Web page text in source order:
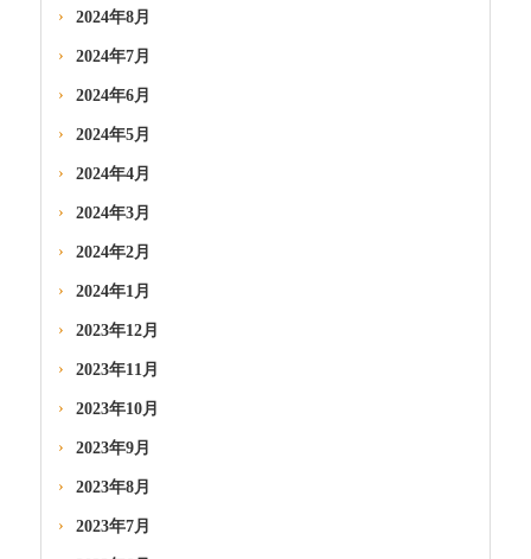
2024年8月
2024年7月
2024年6月
2024年5月
2024年4月
2024年3月
2024年2月
2024年1月
2023年12月
2023年11月
2023年10月
2023年9月
2023年8月
2023年7月